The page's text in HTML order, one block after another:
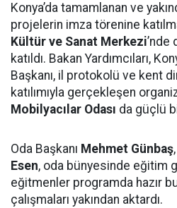
Konya’da tamamlanan ve
projelerin imza törenine
Kültür ve Sanat Merkezi’nde
katıldı. Bakan Yardımcıları,
Başkanı, il protokolü ve kent
katılımıyla gerçekleşen
Mobilyacılar Odası da güçlü
Oda Başkanı Mehmet Günbaş
Esen, oda bünyesinde eğitim
eğitmenler programda hazır
çalışmaları yakından aktardı.